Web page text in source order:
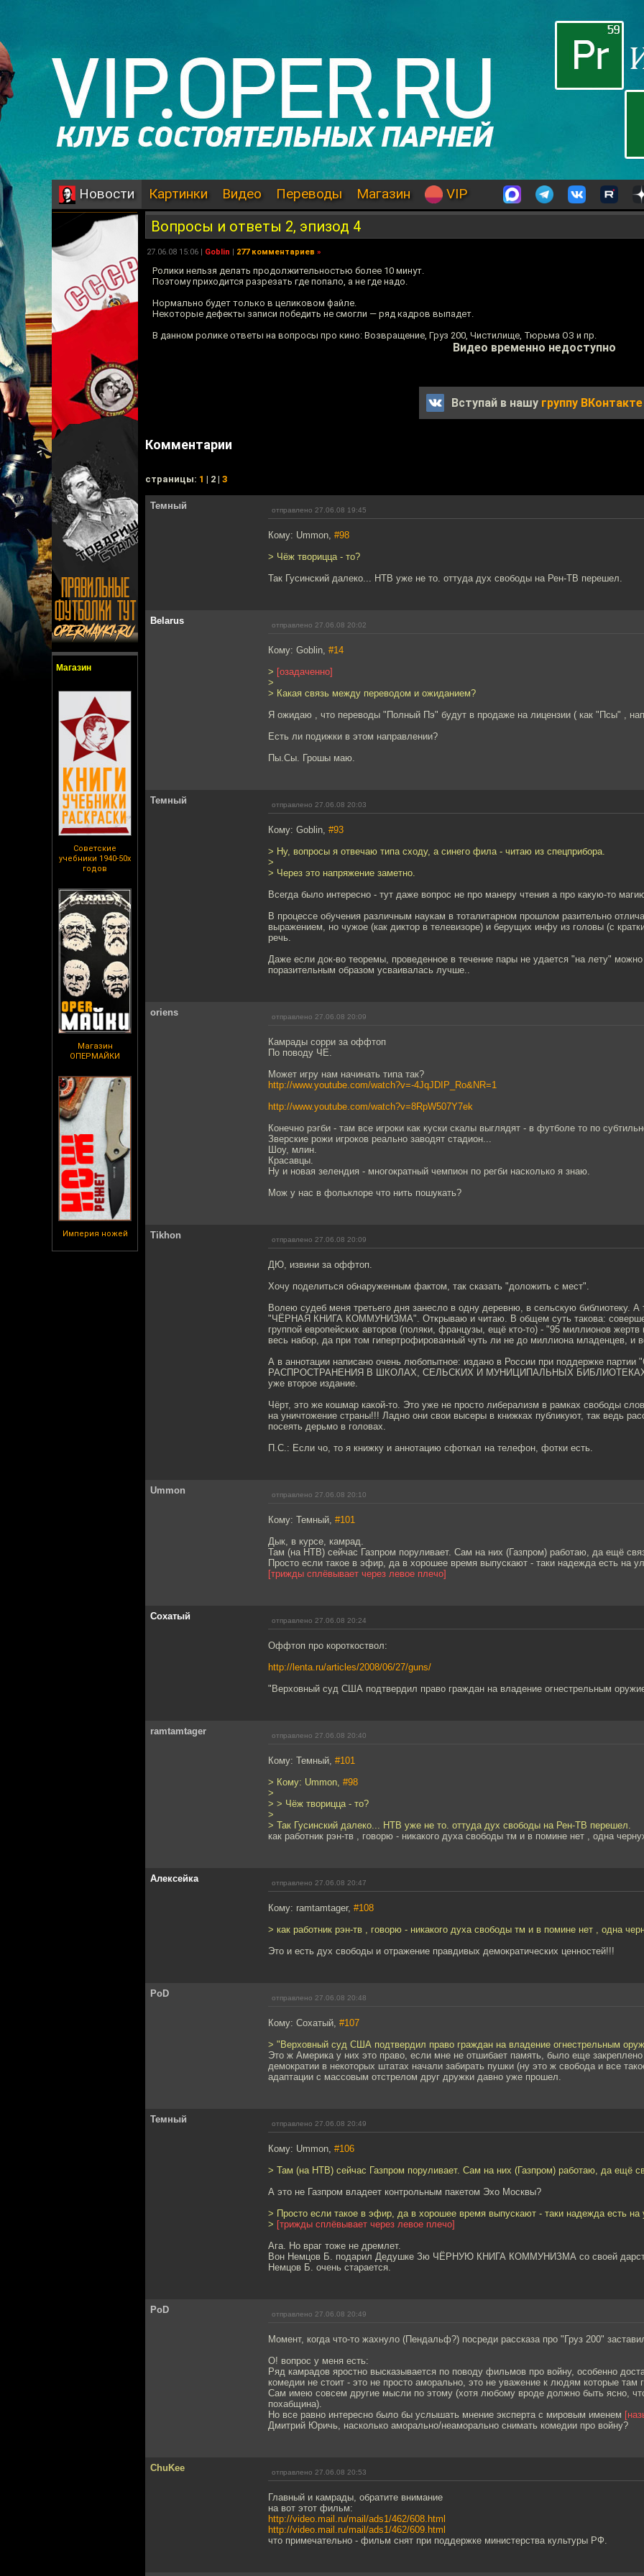
Новости Картинки Видео Переводы Магазин VIP
Магазин
Советские
учебники 1940-50х
годов
Магазин
ОПЕРМАЙКИ
Империя ножей
Вопросы и ответы 2, эпизод 4
27.06.08 15:06 | Goblin | 277 комментариев »
Ролики нельзя делать продолжительностью более 10 минут.
Поэтому приходится разрезать где попало, а не где надо.
Нормально будет только в целиковом файле.
Некоторые дефекты записи победить не смогли — ряд кадров выпадет.
В данном ролике ответы на вопросы про кино: Возвращение, Груз 200, Чистилище, Тюрьма ОЗ и пр.
Видео временно недоступно
Вступай в нашу группу ВКонтакте
Комментарии
cтраницы: 1 | 2 | 3
Темный отправлено 27.06.08 19:45
Кому: Ummon, #98
> Чёж творицца - то?
Так Гусинский далеко... НТВ уже не то. оттуда дух свободы на Рен-ТВ перешел.
Belarus отправлено 27.06.08 20:02
Кому: Goblin, #14
> [озадаченно]
>
> Какая связь между переводом и ожиданием?
Я ожидаю , что переводы "Полный Пэ" будут в продаже на лицензии ( как "Псы" ,
Есть ли подижки в этом направлении?
Пы.Сы. Грошы маю.
Темный отправлено 27.06.08 20:03
Кому: Goblin, #93
> Ну, вопросы я отвечаю типа сходу, а синего фила - читаю из спецприбора.
>
> Через это напряжение заметно.
Всегда было интересно - тут даже вопрос не про манеру чтения а про какую-то
В процессе обучения различным наукам в тоталитарном прошлом разительно
выражением, но чужое (как диктор в телевизоре) и берущих инфу из головы (с
речь.
Даже если док-во теоремы, проведенное в течение пары не удается "на лету"
поразительным образом усваивалась лучше..
oriens отправлено 27.06.08 20:09
Камрады сорри за оффтоп
По поводу ЧЕ.
Может игру нам начинать типа так?
http://www.youtube.com/watch?v=-4JqJDIP_Ro&NR=1
http://www.youtube.com/watch?v=8RpW507Y7ek
Конечно рэгби - там все игроки как куски скалы выглядят - в футболе то по
Зверские рожи игроков реально заводят стадион...
Шоу, млин.
Красавцы.
Ну и новая зелендия - многократный чемпион по регби насколько я знаю.
Мож у нас в фольклоре что нить пошукать?
Tikhon отправлено 27.06.08 20:09
ДЮ, извини за оффтоп.
Хочу поделиться обнаруженным фактом, так сказать "доложить с мест".
Волею судеб меня третьего дня занесло в одну деревню, в сельскую библиотеку. А
"ЧЁРНАЯ КНИГА КОММУНИЗМА". Открываю и читаю. В общем суть такова:
группой европейских авторов (поляки, французы, ещё кто-то) - "95 миллионов
весь набор, да при том гипертрофированный чуть ли не до миллиона младенцев, и
А в аннотации написано очень любопытное: издано в России при поддержке
РАСПРОСТРАНЕНИЯ В ШКОЛАХ, СЕЛЬСКИХ И МУНИЦИПАЛЬНЫХ БИБЛИОТЕКАХ".
уже второе издание.
Чёрт, это же кошмар какой-то. Это уже не просто либерализм в рамках свободы
на уничтожение страны!!! Ладно они свои высеры в книжках публикуют, так ведь
посеять дерьмо в головах.
П.С.: Если чо, то я книжку и аннотацию сфоткал на телефон, фотки есть.
Ummon отправлено 27.06.08 20:10
Кому: Темный, #101
Дык, в курсе, камрад.
Там (на НТВ) сейчас Газпром поруливает. Сам на них (Газпром) работаю, да ещё
Просто если такое в эфир, да в хорошее время выпускают - таки надежда есть на
[трижды сплёвывает через левое плечо]
Cохатый отправлено 27.06.08 20:24
Оффтоп про короткоствол:
http://lenta.ru/articles/2008/06/27/guns/
"Верховный суд США подтвердил право граждан на владение огнестрельным
ramtamtager отправлено 27.06.08 20:40
Кому: Темный, #101
> Кому: Ummon, #98
>
> > Чёж творицца - то?
>
> Так Гусинский далеко... НТВ уже не то. оттуда дух свободы на Рен-ТВ перешел.
как работник рэн-тв , говорю - никакого духа свободы тм и в помине нет , одна
Алексейка отправлено 27.06.08 20:47
Кому: ramtamtager, #108
> как работник рэн-тв , говорю - никакого духа свободы тм и в помине нет , одна
Это и есть дух свободы и отражение правдивых демократических ценностей!!!
PoD отправлено 27.06.08 20:48
Кому: Cохатый, #107
> "Верховный суд США подтвердил право граждан на владение огнестрельным
Это ж Америка у них это право, если мне не отшибает память, было еще
демократии в некоторых штатах начали забирать пушки (ну это ж свобода и все
адаптации с массовым отстрелом друг дружки давно уже прошел.
Темный отправлено 27.06.08 20:49
Кому: Ummon, #106
> Там (на НТВ) сейчас Газпром поруливает. Сам на них (Газпром) работаю, да ещё
А это не Газпром владеет контрольным пакетом Эхо Москвы?
> Просто если такое в эфир, да в хорошее время выпускают - таки надежда есть на
> [трижды сплёвывает через левое плечо]
Ага. Но враг тоже не дремлет.
Вон Немцов Б. подарил Дедушке Зю ЧЁРНУЮ КНИГА КОММУНИЗМА со своей
Немцов Б. очень старается.
PoD отправлено 27.06.08 20:49
Момент, когда что-то жахнуло (Пендальф?) посреди рассказа про "Груз 200"
О! вопрос у меня есть:
Ряд камрадов яростно высказывается по поводу фильмов про войну, особенно
комедии не стоит - это не просто аморально, это не уважение к людям которые там
Сам имею совсем другие мысли по этому (хотя любому вроде должно быть ясно,
похабщина).
Но все равно интересно было бы услышать мнение эксперта с мировым именем
Дмитрий Юричь, насколько аморально/неаморально снимать комедии про войну?
ChuKee отправлено 27.06.08 20:53
Главный и камрады, обратите внимание
на вот этот фильм:
http://video.mail.ru/mail/ads1/462/608.html
http://video.mail.ru/mail/ads1/462/609.html
что примечательно - фильм снят при поддержке министерства культуры РФ.